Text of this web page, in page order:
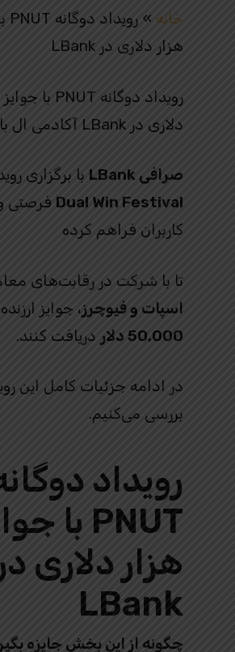
خانه »
هزار دلاری در LBank
دلاری در LBank آکادمی ال بانک فارسی.
صرافی LBank با برگزاری
Dual Win Festival فرصتی
کاربران فراهم کرده
تا با شرکت در رقابت‌های
اسپات و فیوچرز، جوایز
50,000 دلار
دریافت کنند.
در ادامه جزئیات کامل این
بررسی می‌کنیم.
رویداد
هزار دلاری در
LBank
چگونه از این بخش جایزه